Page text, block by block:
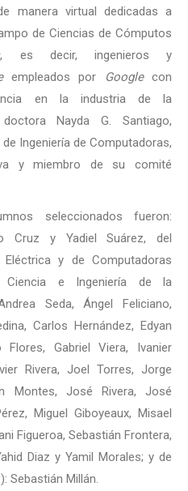
manera virtual dedicadas a
de Ciencias de Cómputos
, es decir, ingenieros y
empleados por Googlecon
en la industria de la
Nayda G. Santiago,
Ingeniería de Computadoras,
y miembro de su comité
seleccionados fueron:
Cruz y Yadiel Suárez, del
y de Computadoras
Ciencia e Ingeniería de la
Seda, Ángel Feliciano,
Carlos Hernández, Edyan
Flores, Gabriel Viera, Ivanier
Rivera, Joel Torres, Jorge
Montes, José Rivera, José
Miguel Giboyeaux, Misael
Figueroa, Sebastián Frontera,
Diaz y Yamil Morales; y de
Sebastián Millán.